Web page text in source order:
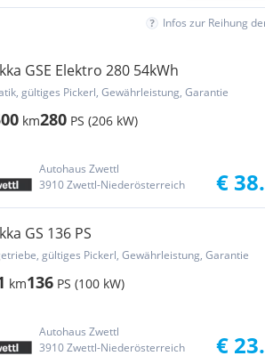
Infos zur Reihung
GSE Elektro 280 54kWh
gültiges Pickerl, Gewährleistung, Garantie
km280 PS (206 kW)
Autohaus Zwettl
3910 Zwettl-Niederösterreich
€
GS 136 PS
gültiges Pickerl, Gewährleistung, Garantie
km136 PS (100 kW)
Autohaus Zwettl
3910 Zwettl-Niederösterreich
€